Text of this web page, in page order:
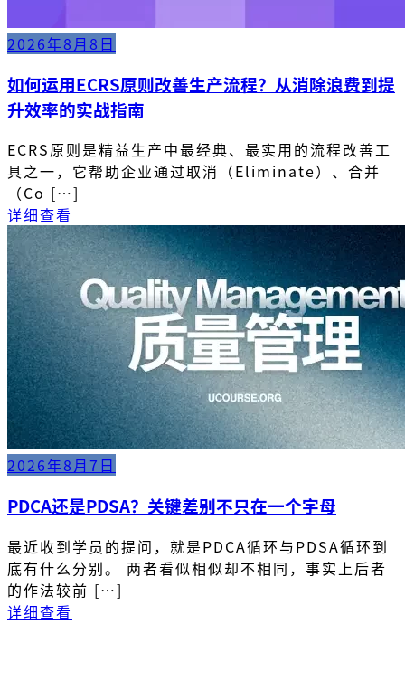
2026年8月8日
如何运用ECRS原则改善生产流程？从消除浪费到提
升效率的实战指南
ECRS原则是精益生产中最经典、最实用的流程改善工
具之一，它帮助企业通过取消（Eliminate）、合并
（Co […]
详细查看
2026年8月7日
PDCA还是PDSA？关键差别不只在一个字母
最近收到学员的提问，就是PDCA循环与PDSA循环到
底有什么分别。 两者看似相似却不相同，事实上后者
的作法较前 […]
详细查看